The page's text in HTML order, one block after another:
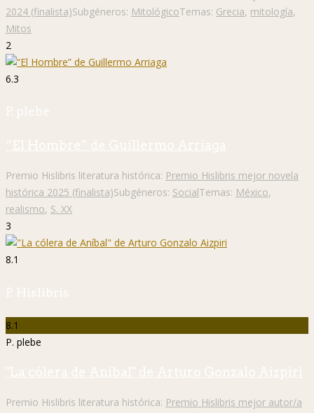
2024 (finalista)Subgéneros: MitológicoTemas: Grecia, mitología,
Mitos
2
6.3
P. plebe
“El Hombre” de Guillermo Arriaga
Premio Hislibris literatura histórica: Premio Hislibris mejor novela
histórica 2025 (finalista)Subgéneros: SocialTemas: México,
realismo, S. XX
3
8.1
P. Hislibris
8.1
P. plebe
"La cólera de Aníbal" de Arturo Gonzalo Aizpiri
Premio Hislibris literatura histórica: Premio Hislibris mejor autor/a